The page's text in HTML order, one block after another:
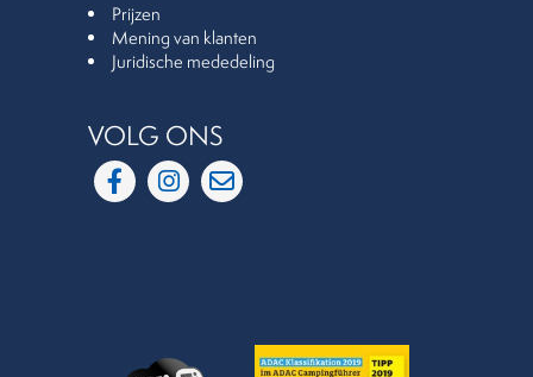
Prijzen
Mening van klanten
Juridische mededeling
VOLG ONS